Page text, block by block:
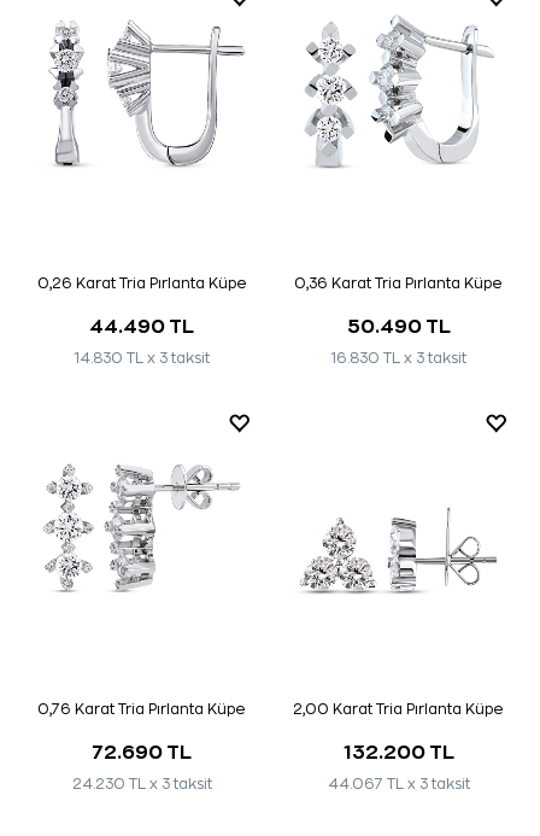
0,26 Karat Tria Pırlanta Küpe
44.490 TL
14.830 TL x 3 taksit
0,36 Karat Tria Pırlanta Küpe
50.490 TL
16.830 TL x 3 taksit
0,76 Karat Tria Pırlanta Küpe
72.690 TL
24.230 TL x 3 taksit
2,00 Karat Tria Pırlanta Küpe
132.200 TL
44.067 TL x 3 taksit